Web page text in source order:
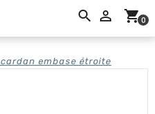
 shopping_cart0
embase étroite